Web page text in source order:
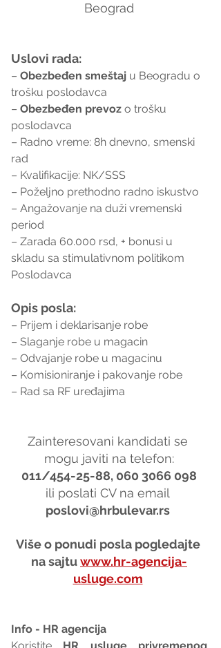
Beograd
Uslovi rada:
– Obezbeđen smeštaj u Beogradu o
trošku poslodavca
– Obezbeđen prevoz o trošku
poslodavca
– Radno vreme: 8h dnevno, smenski
rad
– Kvalifikacije: NK/SSS
– Poželjno prethodno radno iskustvo
– Angažovanje na duži vremenski
period
– Zarada 60.000 rsd, + bonusi u
skladu sa stimulativnom politikom
Poslodavca
Opis posla:
– Prijem i deklarisanje robe
– Slaganje robe u magacin
– Odvajanje robe u magacinu
– Komisioniranje i pakovanje robe
– Rad sa RF uređajima
Zainteresovani kandidati se
mogu javiti na telefon:
011/454-25-88, 060 3066 098
ili poslati CV na email
poslovi@hrbulevar.rs
Više o ponudi posla pogledajte
na sajtu www.hr-agencija-
usluge.com
Info - HR agencija